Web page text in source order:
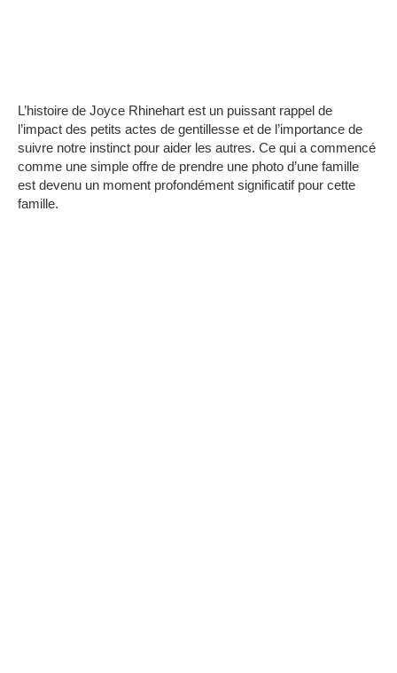
L’histoire de Joyce Rhinehart est un puissant rappel de
l’impact des petits actes de gentillesse et de l’importance de
suivre notre instinct pour aider les autres. Ce qui a commencé
comme une simple offre de prendre une photo d’une famille
est devenu un moment profondément significatif pour cette
famille.